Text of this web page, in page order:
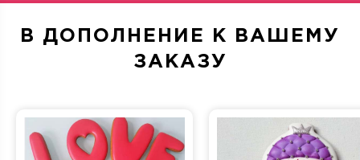
В ДОПОЛНЕНИЕ К ВАШЕМУ
ЗАКАЗУ